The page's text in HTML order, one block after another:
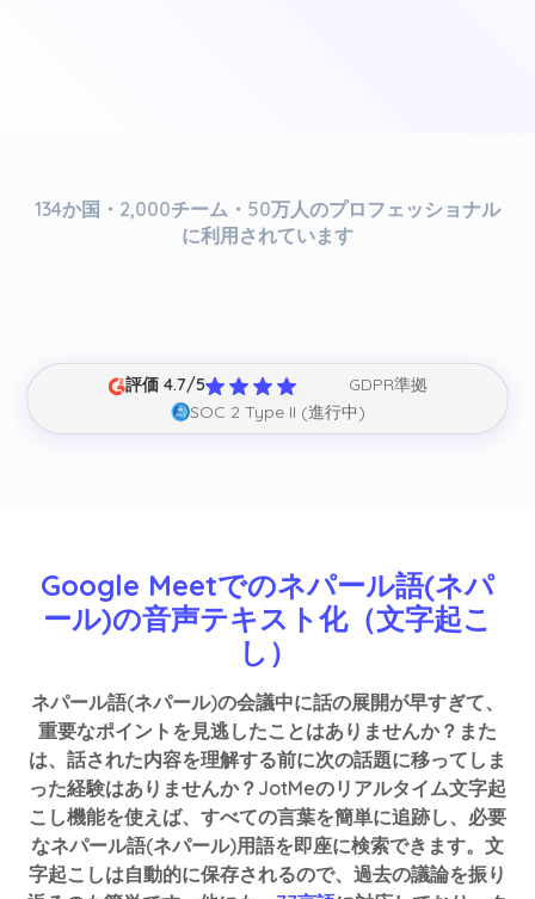
134か国・2,000チーム・50万人のプロフェッショナル
に利用されています
評価 4.7/5
GDPR準拠
SOC 2 Type II (進行中)
Google Meetでのネパール語(ネパ
ール)の音声テキスト化（文字起こ
し）
ネパール語(ネパール)の会議中に話の展開が早すぎて、
重要なポイントを見逃したことはありませんか？また
は、話された内容を理解する前に次の話題に移ってしま
った経験はありませんか？JotMeのリアルタイム文字起
こし機能を使えば、すべての言葉を簡単に追跡し、必要
なネパール語(ネパール)用語を即座に検索できます。文
字起こしは自動的に保存されるので、過去の議論を振り